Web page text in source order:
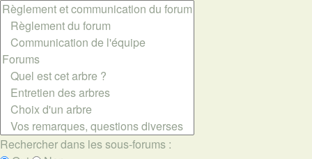
Rechercher dans les sous-forums :